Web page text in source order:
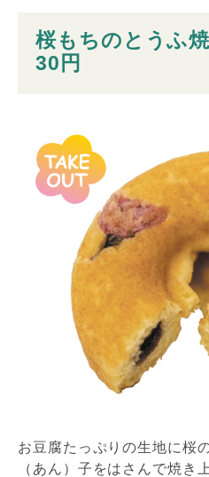
桜もちのとうふ
30円
お豆腐たっぷりの生地に桜
（あん）子をはさんで焼き